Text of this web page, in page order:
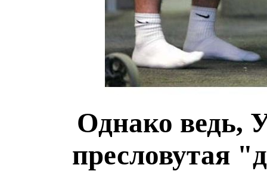
Однако ведь,
пресловутая